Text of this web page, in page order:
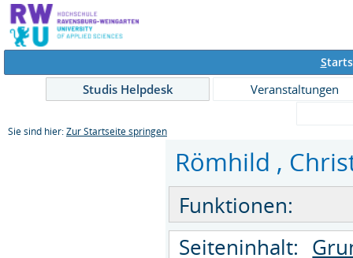
S
Studis Helpdesk
Veranstaltungen
Sie sind hier: Zur Startseite springen
Römhild ,
Funktionen:
Seiteninhalt: